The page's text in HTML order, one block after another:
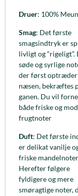
Druer: 100%
Smag: Det første
smagsindtryk er
livligt og “rigeligt”.
søde og syrlige
der først optræder
næsen, bekræftes
ganen. Du vil
både friske og
frugtnoter
Duft: Det første
er delikat vanilje
friske
Herefter følgere
fyldigere og mere
smøragtige noter,